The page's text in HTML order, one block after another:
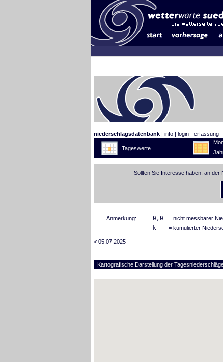
niederschlagsdatenbank| info| login - erfassung
Tageswerte
Sollten Sie Interesse haben, an der
Anmerkung: 0,0 = nicht messbarer
k = kumulierter
< 05.07.2025
Kartografische Darstellung der